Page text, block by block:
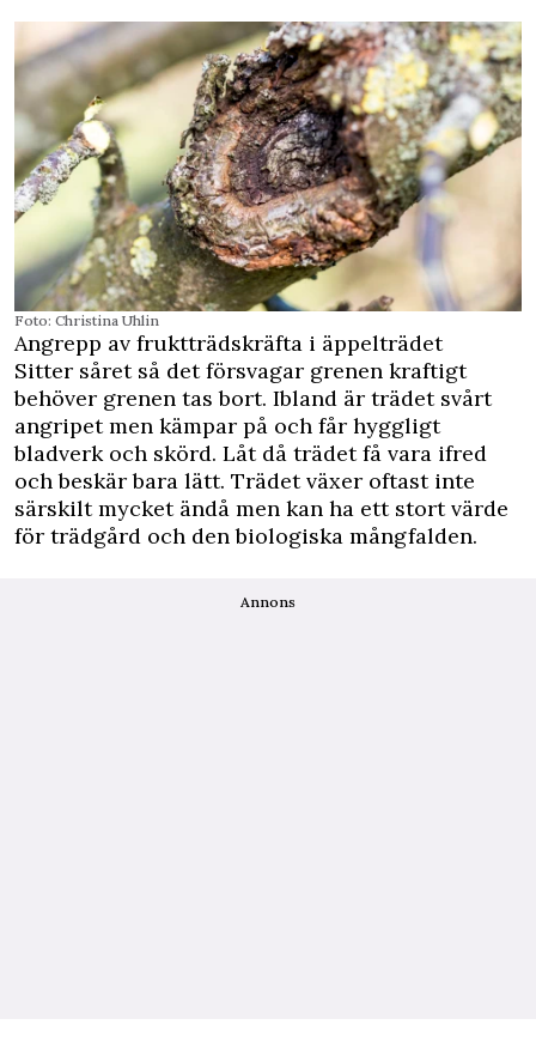
Foto: Christina Uhlin
Angrepp av fruktträdskräfta i äppelträdet
Sitter såret så det försvagar grenen kraftigt
behöver grenen tas bort. Ibland är trädet svårt
angripet men kämpar på och får hyggligt
bladverk och skörd. Låt då trädet få vara ifred
och beskär bara lätt. Trädet växer oftast inte
särskilt mycket ändå men kan ha ett stort värde
för trädgård och den biologiska mångfalden.
Annons